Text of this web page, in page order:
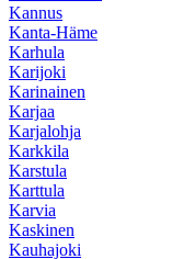
Kannus
Kanta-Häme
Karhula
Karijoki
Karinainen
Karjaa
Karjalohja
Karkkila
Karstula
Karttula
Karvia
Kaskinen
Kauhajoki